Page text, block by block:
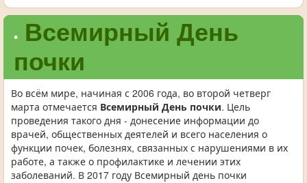
• Всемирный День
почки
Во всём мире, начиная с 2006 года, во второй четверг
марта отмечается Всемирный День почки. Цель
проведения такого дня - донесение информации до
врачей, общественных деятелей и всего населения о
функции почек, болезнях, связанных с нарушениями в их
работе, а также о профилактике и лечении этих
заболеваний. В 2017 году Всемирный день почки